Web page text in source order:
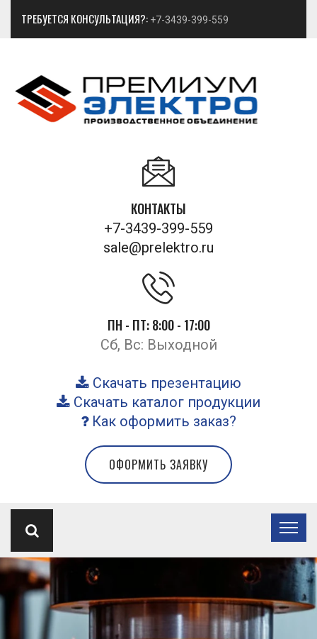
ТРЕБУЕТСЯ КОНСУЛЬТАЦИЯ?: +7-3439-399-559
КОНТАКТЫ
+7-3439-399-559
sale@prelektro.ru
ПН - ПТ: 8:00 - 17:00
Сб, Вс: Выходной
Скачать презентацию
Скачать каталог продукции
Как оформить заказ?
ОФОРМИТЬ ЗАЯВКУ